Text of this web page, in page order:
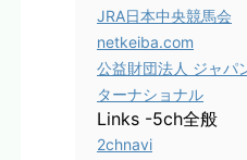
JRA日本中央競馬会
netkeiba.com
公益財団法人 ジャパ
ターナショナル
Links -5ch全般
2chnavi